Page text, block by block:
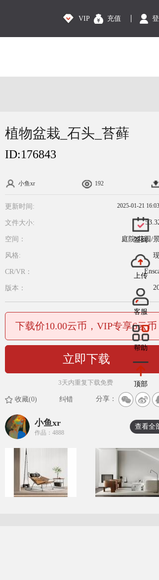
VIP 充值
签到
上传
客服
帮助
顶部
植物盆栽_石头_苔藓
ID:176843
小鱼xr 192
更新时间: 2025-01-21
文件大小:
空间： 庭院/花园/
风格:
CR/VR：
版本：
下载价10.00云币，VIP专享6云币
立即下载
3天内重复下载免费
收藏(0) 纠错 分享：
小鱼xr
作品：4888
查看全